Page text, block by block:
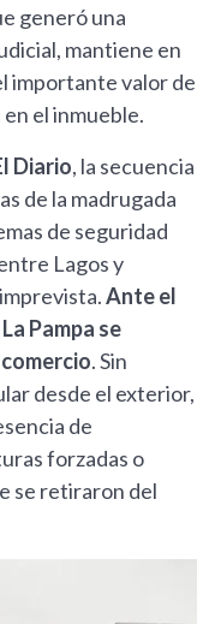
generó una
mantiene en
importante valor de
el inmueble.
Diario, la secuencia
de la madrugada
de seguridad
Lagos y
Ante el
Pampa se
. Sin
desde el exterior,
de
forzadas o
se retiraron del